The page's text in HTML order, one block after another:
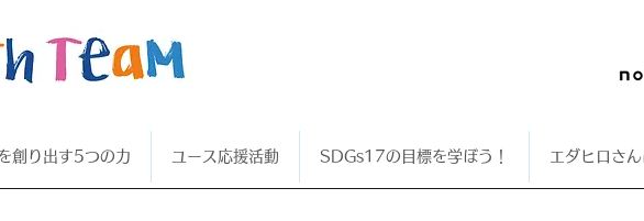
創り出す5つの力 ユース応援活動 SDGs17の目標を学ぼう！ エダヒロさん